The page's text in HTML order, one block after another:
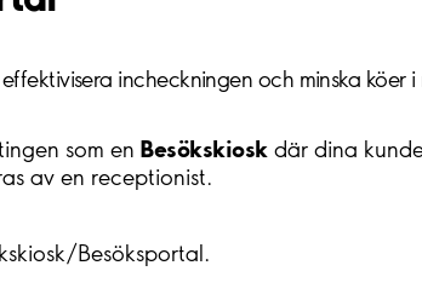
incheckningen och minska
som en Besökskioskdär dina
av en receptionist.
Besöksportal.